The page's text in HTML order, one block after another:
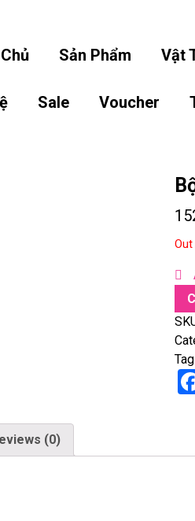
Sản Phẩm Vật
Sale Voucher
(0)